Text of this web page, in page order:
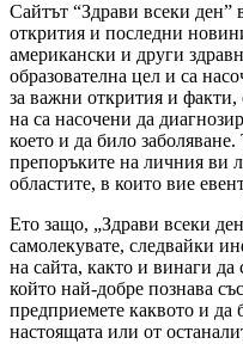
Сайтът “Здрави всеки
открития и последни
американски и други
образователна цел и са
за важни открития и факти,
на са насочени да
което и да било
препоръките на личния ви
областите, в които вие
Ето защо, „Здрави всеки
самолекувате, следвайки
на сайта, както и винаги да
който най-добре познава
предприемете каквото и
настоящата или от